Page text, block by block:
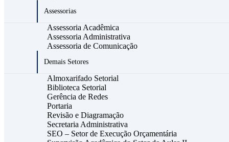
Assessorias
Assessoria Acadêmica
Assessoria Administrativa
Assessoria de Comunicação
Demais Setores
Almoxarifado Setorial
Biblioteca Setorial
Gerência de Redes
Portaria
Revisão e Diagramação
Secretaria Administrativa
SEO – Setor de Execução Orçamentária